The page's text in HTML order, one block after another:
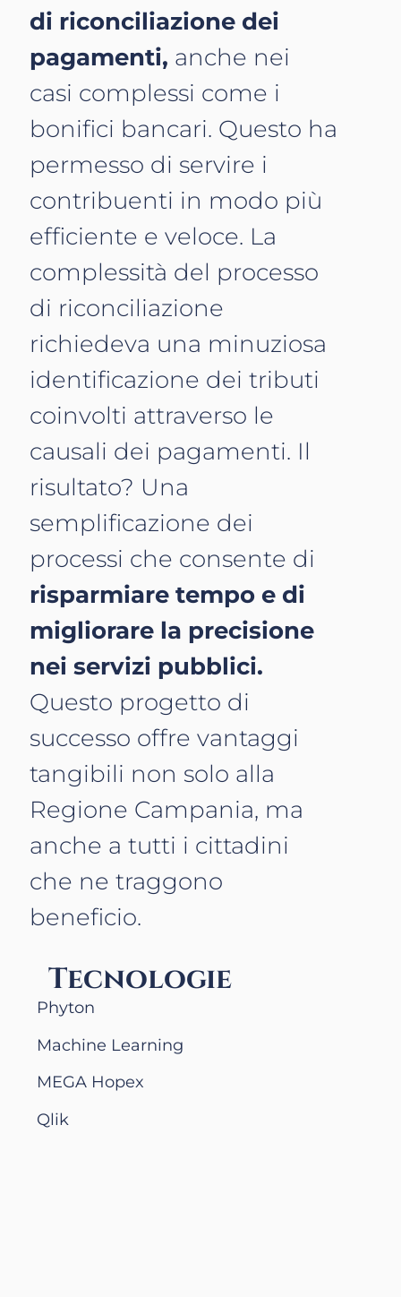
di riconciliazione dei
pagamenti, anche nei
casi complessi come i
bonifici bancari. Questo ha
permesso di servire i
contribuenti in modo più
efficiente e veloce. La
complessità del processo
di riconciliazione
richiedeva una minuziosa
identificazione dei tributi
coinvolti attraverso le
causali dei pagamenti. Il
risultato? Una
semplificazione dei
processi che consente di
risparmiare tempo e di
migliorare la precisione
nei servizi pubblici.
Questo progetto di
successo offre vantaggi
tangibili non solo alla
Regione Campania, ma
anche a tutti i cittadini
che ne traggono
beneficio.
Tecnologie
Phyton
Machine Learning
MEGA Hopex
Qlik